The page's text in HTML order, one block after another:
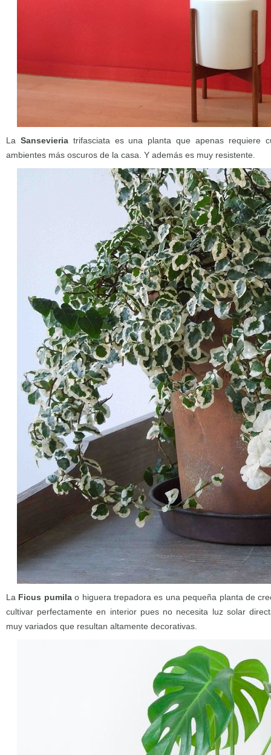
La Sansevieriatrifasciata es una planta que apenas requiere
ambientes más oscuros de la casa. Y además es muy resistente.
La Ficus pumilao higuera trepadora es una pequeña planta de
cultivar perfectamente en interior pues no necesita luz solar
muy variados que resultan altamente decorativas.